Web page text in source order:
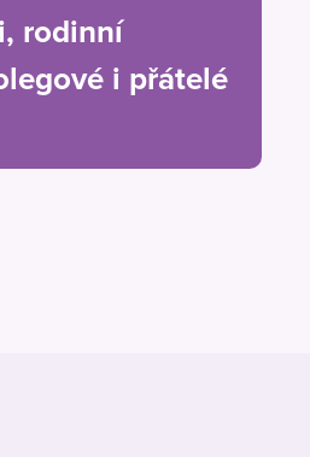
rodinní
i přátelé